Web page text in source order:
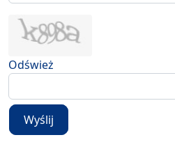
Odśwież
Wyślij